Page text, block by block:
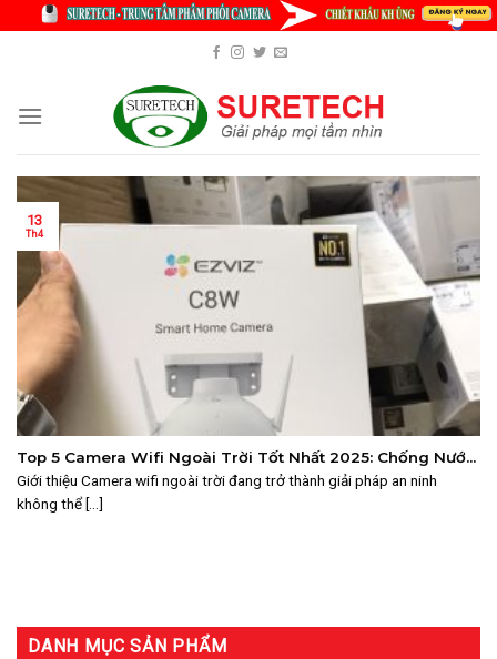
Top 5 Camera Wifi Ngoài Trời Tốt Nhất 2025: Chống Nước,
Sắc Nét, Giá Hợp Lý
Giới thiệu Camera wifi ngoài trời đang trở thành giải pháp an ninh
không thể [...]
13
Th4
DANH MỤC SẢN PHẨM